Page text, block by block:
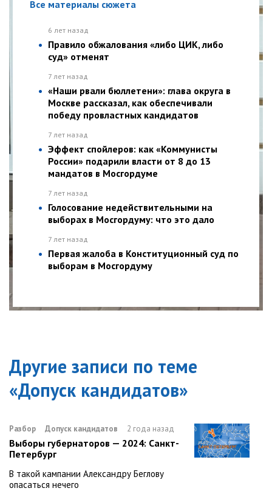
Все материалы сюжета
6 лет назад
Правило обжалования «либо ЦИК, либо
суд» отменят
7 лет назад
«Наши рвали бюллетени»: глава округа в
Москве рассказал, как обеспечивали
победу провластных кандидатов
7 лет назад
Эффект спойлеров: как «Коммунисты
России» подарили власти от 8 до 13
мандатов в Мосгордуме
7 лет назад
Голосование недействительными на
выборах в Мосгордуму: что это дало
7 лет назад
Первая жалоба в Конституционный суд по
выборам в Мосгордуму
Другие записи по теме
«Допуск кандидатов»
Разбор Допуск кандидатов 2 года назад
Выборы губернаторов — 2024: Санкт-
Петербург
В такой кампании Александру Беглову
опасаться нечего